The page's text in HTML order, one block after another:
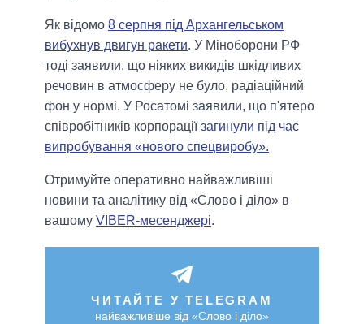
Як відомо 8 серпня під Архангельськом
вибухнув двигун ракети. У Міноборони РФ
тоді заявили, що ніяких викидів шкідливих
речовин в атмосферу не було, радіаційний
фон у нормі. У Росатомі заявили, що п'ятеро
співробітників корпораціїзагинули під час
випробування «нового спецвиробу».
Отримуйте оперативно найважливіші
новини та аналітику від «Слово і діло» в
вашому VIBER-месенджері.
ЧИТАЙТЕ У TELEGRAM
найважливіше від «Слово і діло»